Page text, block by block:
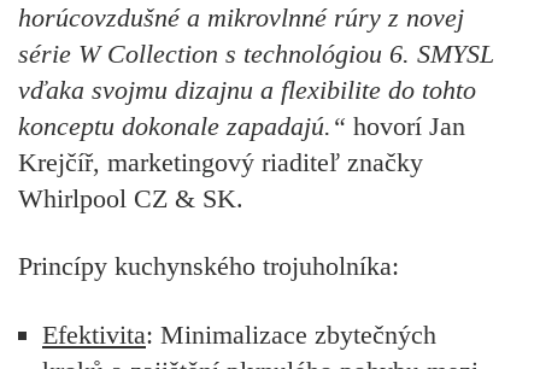
horúcovzdušné a mikrovlnné rúry z novej
série W Collection s technológiou 6. SMYSL
vďaka svojmu dizajnu a flexibilite do tohto
konceptu dokonale zapadajú.“ hovorí Jan
Krejčíř, marketingový riaditeľ značky
Whirlpool CZ & SK.
Princípy kuchynského trojuholníka:
Efektivita: Minimalizace zbytečných